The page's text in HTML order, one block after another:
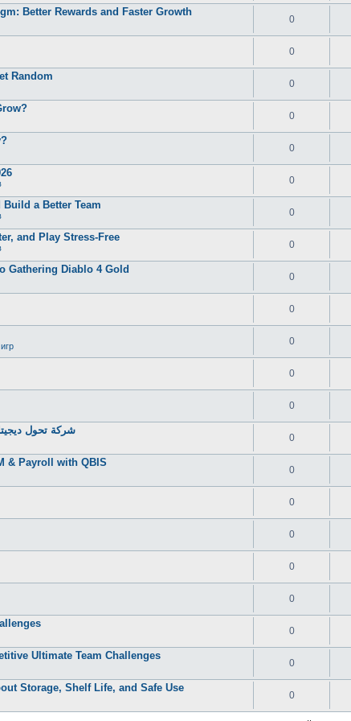
Better Rewards and Faster Growth
0
0
Random
0
0
0
0
a Better Team
0
and Play Stress-Free
0
Gathering Diablo 4 Gold
0
0
0
0
0
شركة تحول
0
& Payroll with QBIS
0
0
0
0
0
0
Ultimate Team Challenges
0
Storage, Shelf Life, and Safe Use
0